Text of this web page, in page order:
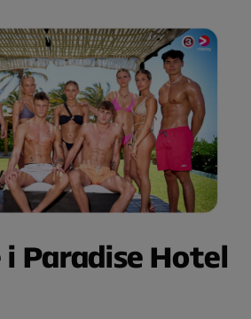
Paradise Hotel